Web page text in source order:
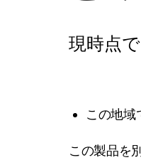
現時点
この地域
この製品を